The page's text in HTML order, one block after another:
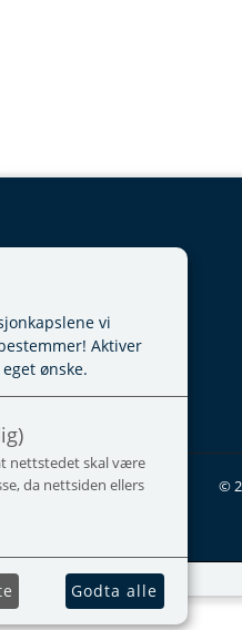
©
vi
Aktiver
ønske.
nettstedet skal være
da nettsiden ellers
Godta alle